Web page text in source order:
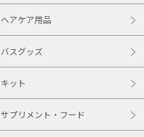
ヘアケア用品
バスグッズ
キット
サプリメント・フード